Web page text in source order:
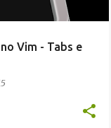
Vim - Tabs e